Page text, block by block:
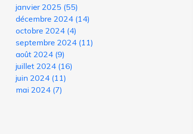
janvier 2025 (55)
décembre 2024 (14)
octobre 2024 (4)
septembre 2024 (11)
août 2024 (9)
juillet 2024 (16)
juin 2024 (11)
mai 2024 (7)